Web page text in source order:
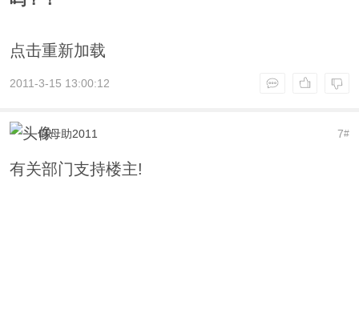
点击重新加载
2011-3-15 13:00:12
7#
叮母助2011
有关部门支持楼主!